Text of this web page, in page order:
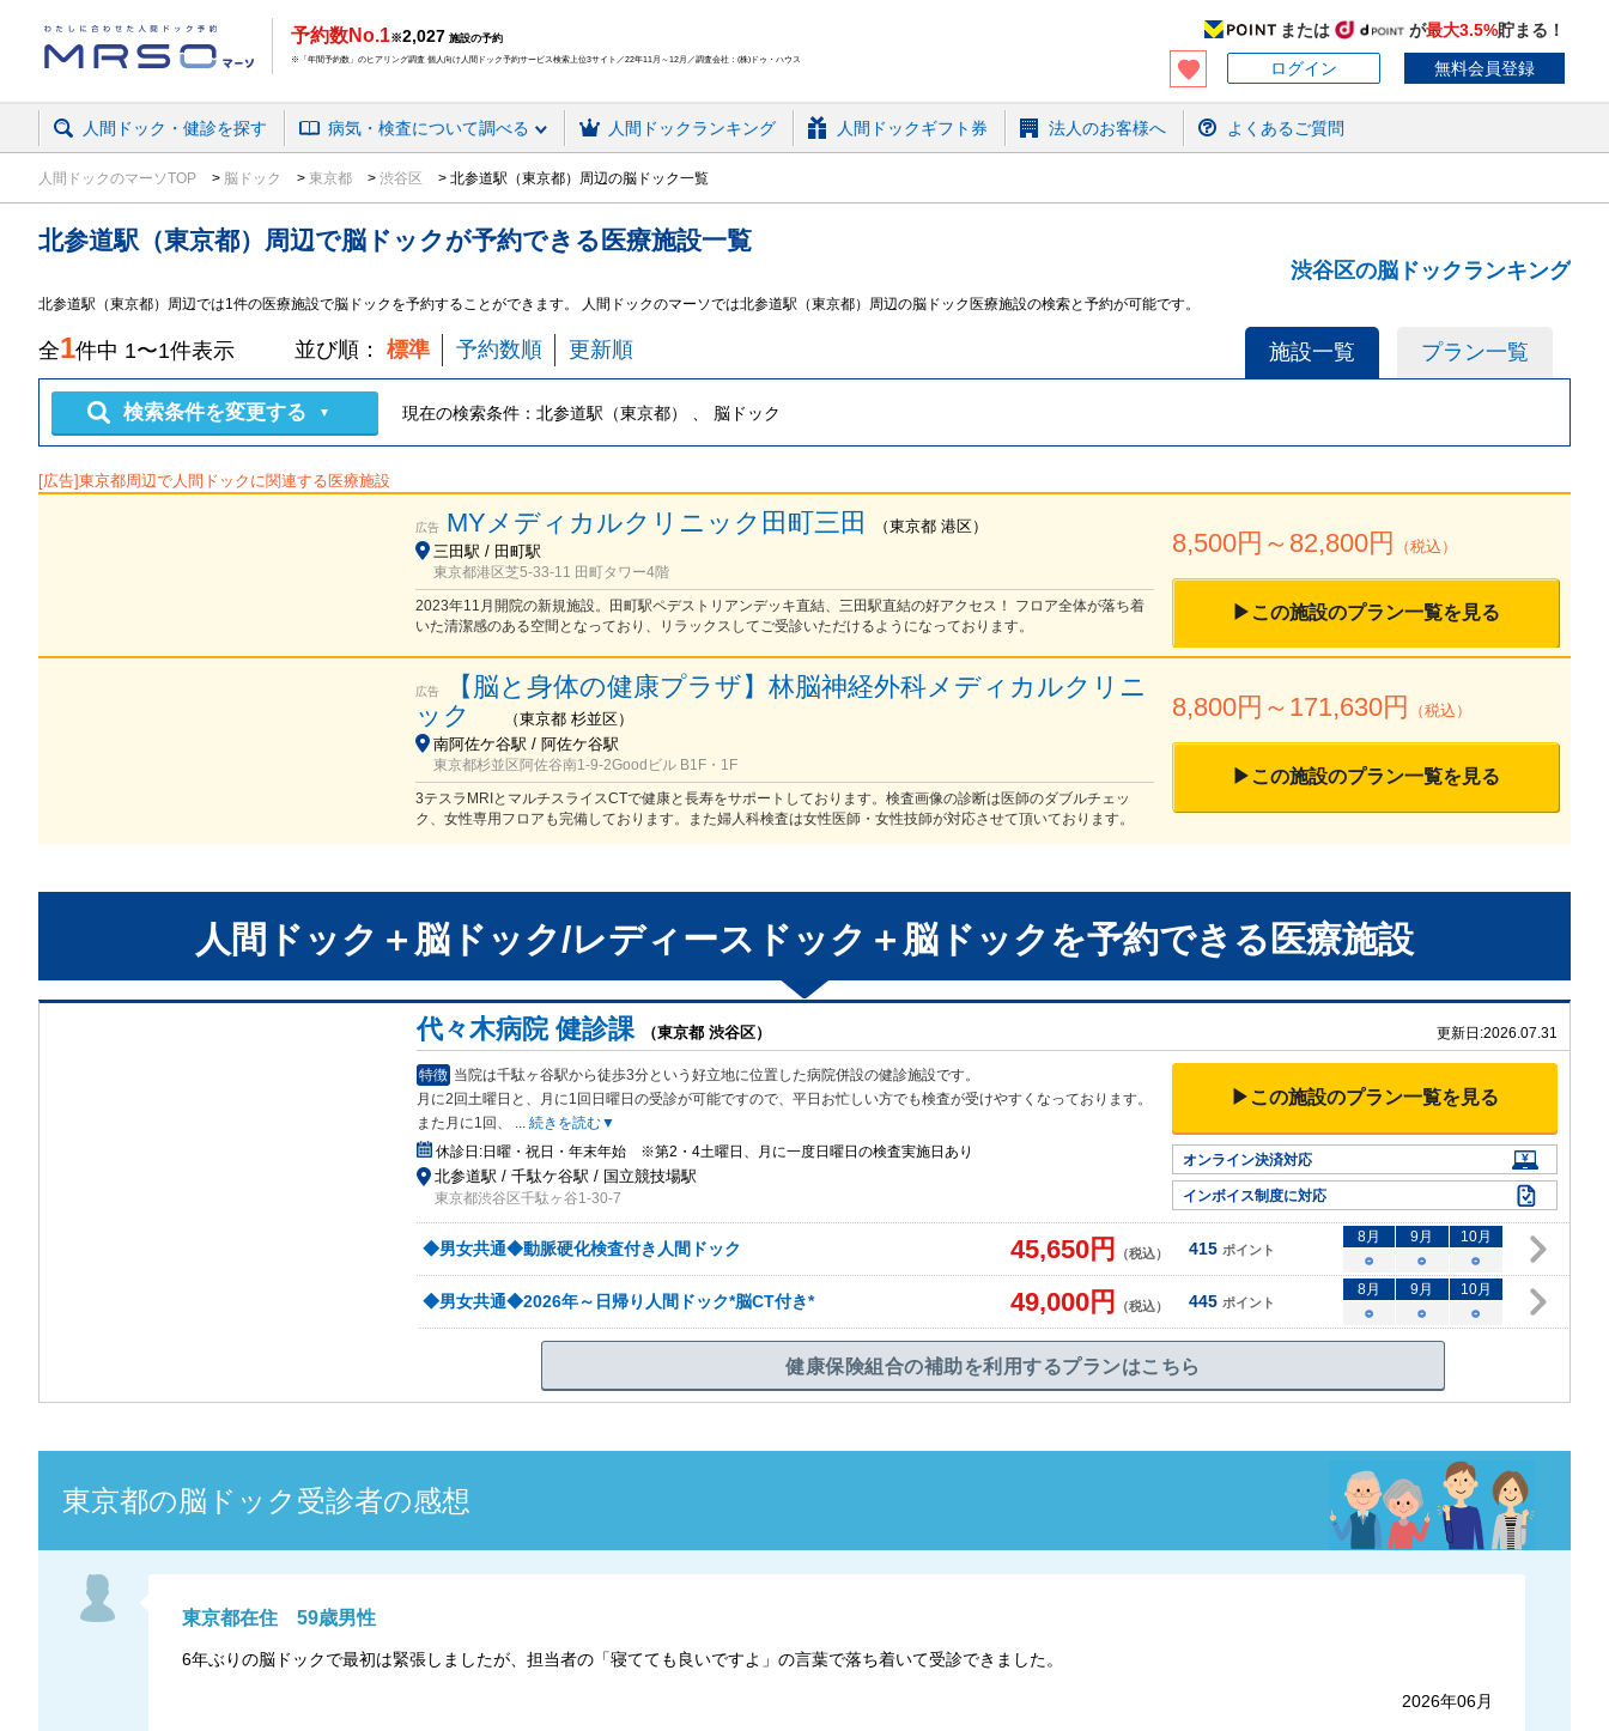
予約数No.1※2,027 施設の予約
※「年間予約数」のヒアリング調査 個人向け人間ドック予約サービス検索上位3サイト／22年11月～12月／調査会社：(株)ドゥ・ハウス
または が最大3.5%貯まる！
ログイン
無料会員登録
人間ドック・健診を探す 病気・検査について調べる 人間ドックランキング 人間ドックギフト券 法人のお客様へ よくあるご質問
人間ドックのマーソTOP 脳ドック 東京都 渋谷区 北参道駅（東京都）周辺の脳ドック一覧
北参道駅（東京都）周辺で脳ドックが予約できる 医療施設一覧
渋谷区の脳ドックランキング
北参道駅（東京都）周辺では1件の医療施設で脳ドックを予約することができます。 人間ドックのマーソでは北参道駅（東京都）周辺の脳ドック医療施設の検索と予約が可能です。
施設一覧 プラン一覧
全1件中 1〜1件表示 並び順： 標準 予約数順 更新順
検索条件を変更する ▼ 現在の検索条件： 北参道駅（東京都） 、 脳ドック
[広告]東京都周辺で人間ドックに関連する医療施設
広告 MYメディカルクリニック田町三田 （東京都 港区）
三田駅 / 田町駅
東京都港区芝5-33-11 田町タワー4階
2023年11月開院の新規施設。田町駅ペデストリアンデッキ直結、三田駅直結の好アクセス！ フロア全体が落ち着
いた清潔感のある空間となっており、リラックスしてご受診いただけるようになっております。
8,500円～ 82,800円 （税込）
▶この施設のプラン一覧を見る
広告
【脳と身体の健康プラザ】林脳神経外科メディカルクリニ
ック
（東京都 杉並区）
南阿佐ケ谷駅 / 阿佐ケ谷駅
東京都杉並区阿佐谷南1-9-2Goodビル B1F・1F
3テスラMRIとマルチスライスCTで健康と長寿をサポートしております。検査画像の診断は医師のダブルチェッ
ク、女性専用フロアも完備しております。また婦人科検査は女性医師・女性技師が対応させて頂いております。
8,800円～ 171,630円 （税込）
▶この施設のプラン一覧を見る
人間ドック＋脳ドック/レディースドック＋脳ドック を予約できる 医療施設
代々木病院 健診課 （東京都 渋谷区） 更新日:2026.07.31
特徴 当院は千駄ヶ谷駅から徒歩3分という好立地に位置した病院併設の健診施設です。
月に2回土曜日と、月に1回日曜日の受診が可能ですので、平日お忙しい方でも検査が受けやすくなっております。
また月に1回、
... 続きを読む▼
休診日:日曜・祝日・年末年始 ※第2・4土曜日、月に一度日曜日の検査実施日あり
北参道駅 / 千駄ケ谷駅 / 国立競技場駅
東京都渋谷区千駄ヶ谷1-30-7
▶この施設のプラン一覧を見る
オンライン決済対応
インボイス制度に対応
◆男女共通◆動脈硬化検査付き人間ドック 45,650円 （税込） 415 ポイント
8月 9月 10月
○
○ ○
◆男女共通◆2026年～日帰り人間ドック*脳CT付き* 49,000円 （税込） 445 ポイント
8月 9月 10月
○
○ ○
健康保険組合の補助を利用するプランはこちら
東京都の脳ドック 受診者の感想
東京都在住 59歳男性
6年ぶりの脳ドックで最初は緊張しましたが、担当者の「寝てても良いですよ」の言葉で落ち着いて受診できました。
2026年06月